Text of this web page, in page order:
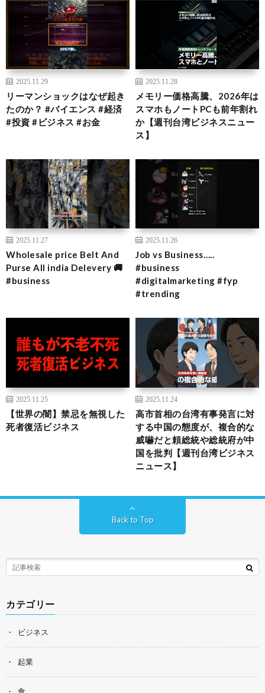
2025.11.29
リーマンショックはなぜ起き
たのか？ #バイエンス #経済
#投資 #ビジネス #お金
2025.11.28
メモリー価格高騰、2026年は
スマホもノートPCも前年割れ
か【週刊台湾ビジネスニュー
ス】
2025.11.27
Wholesale price Belt And
Purse All india Delevery 🚚
#business
2025.11.26
Job vs Business…..
#business
#digitalmarketing #fyp
#trending
2025.11.25
【世界の闇】禁忌を無視した
死者復活ビジネス
2025.11.24
高市首相の台湾有事発言に対
する中国の態度が、複合的な
威嚇だと頼総統や総統府が中
国を批判【週刊台湾ビジネス
ニュース】
Back to Top
カテゴリー
ビジネス
起業
食